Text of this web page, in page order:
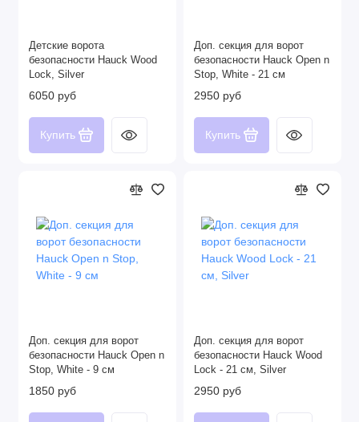
Детские ворота
безопасности Hauck Wood
Lock, Silver
6050 руб
Купить
Доп. секция для ворот
безопасности Hauck Open n
Stop, White - 21 см
2950 руб
Купить
Доп. секция для ворот
безопасности Hauck Open n
Stop, White - 9 см
1850 руб
Доп. секция для ворот
безопасности Hauck Wood
Lock - 21 см, Silver
2950 руб